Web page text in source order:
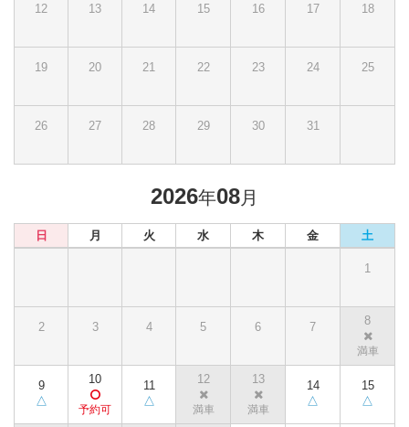
12 13 14 15 16 17 18
19 20 21 22 23 24 25
26 27 28 29 30 31
2026年08月
日 月 火 水 木 金 土
1
2 3 4 5 6 7 8
9 10 11 12 13 14 15